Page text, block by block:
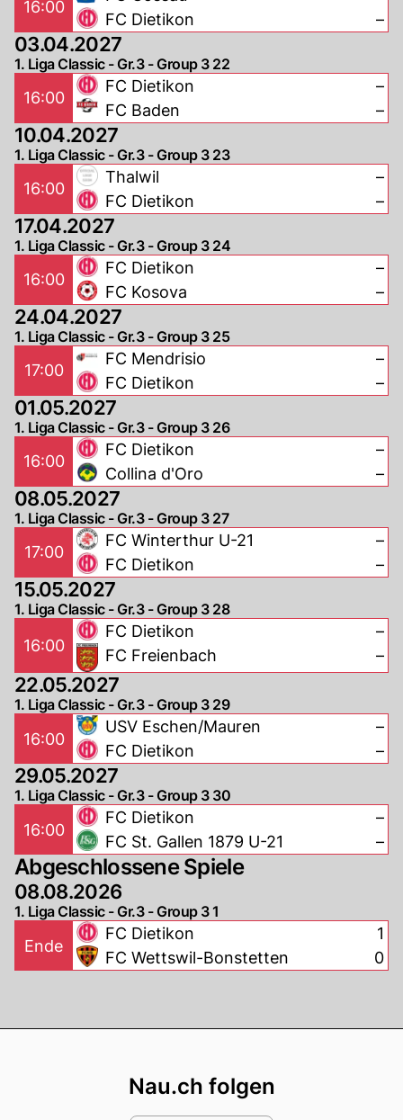
16:00
FC Dietikon
–
03.04.2027
1. Liga Classic - Gr.3 - Group 3 22
16:00
FC Dietikon
FC Baden
–
–
10.04.2027
1. Liga Classic - Gr.3 - Group 3 23
16:00
Thalwil
FC Dietikon
–
–
17.04.2027
1. Liga Classic - Gr.3 - Group 3 24
16:00
FC Dietikon
FC Kosova
–
–
24.04.2027
1. Liga Classic - Gr.3 - Group 3 25
17:00
FC Mendrisio
FC Dietikon
–
–
01.05.2027
1. Liga Classic - Gr.3 - Group 3 26
16:00
FC Dietikon
Collina d'Oro
–
–
08.05.2027
1. Liga Classic - Gr.3 - Group 3 27
17:00
FC Winterthur U-21
FC Dietikon
–
–
15.05.2027
1. Liga Classic - Gr.3 - Group 3 28
16:00
FC Dietikon
FC Freienbach
–
–
22.05.2027
1. Liga Classic - Gr.3 - Group 3 29
16:00
USV Eschen/Mauren
FC Dietikon
–
–
29.05.2027
1. Liga Classic - Gr.3 - Group 3 30
16:00
FC Dietikon
FC St. Gallen 1879 U-21
–
–
Abgeschlossene Spiele
08.08.2026
1. Liga Classic - Gr.3 - Group 3 1
Ende
FC Dietikon
FC Wettswil-Bonstetten
1
0
Nau.ch folgen